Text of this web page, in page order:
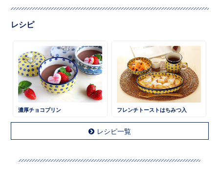
レシピ
濃厚チョコプリン フレンチトーストはちみつ入
レシピ一覧